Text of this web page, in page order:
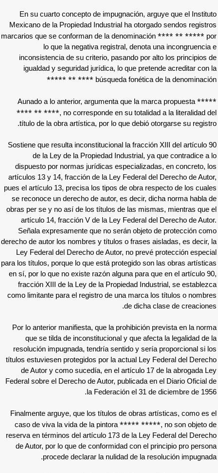
En su cuarto concepto de
Mexicano de la Propiedad Industrial ha
marcarios que se conforman de la
lo que la negativa registral,
inconsistencia de su criterio, pasando
igualdad y seguridad jurídica, lo que
búsqueda
**** ** *****
Aunado a lo anterior, argumenta que la
**** ** ****, no corresponde en su
título de la obra artística, por lo que
Sostiene que resulta inconstitucional la
de la Ley de la Propiedad
dispuesto por normas jurídicas
artículos 13 y 14, fracción de la Ley
pues el artículo 13, precisa los tipos de obra
se reconoce un derecho de autor, es
obras per se y no así de los títulos de las
artículo 14, fracción V de la Ley
Señala expresamente que no serán
derecho de autor los nombres y títulos o
Ley Federal del Derecho de Autor, no
para los títulos, porque lo que está protegido
en sí, por lo que no existe razón alguna
fracción XIII de la Ley de la Propiedad
como limitante para el registro de una
de
Por lo anterior manifiesta, que la
que se tilda de inconstitucional y que
resolución impugnada, tendría sentido y
títulos estuviesen protegidos por la actual
de Autor y como sucedía, en el artículo
Federal sobre el Derecho de Autor,
la Federación el
Finalmente arguye, que los títulos de
caso de viva la vida de la pintora*****
reserva en términos del artículo 173 de la
de Autor, por lo que de conformidad con
procede declarar la nulidad de